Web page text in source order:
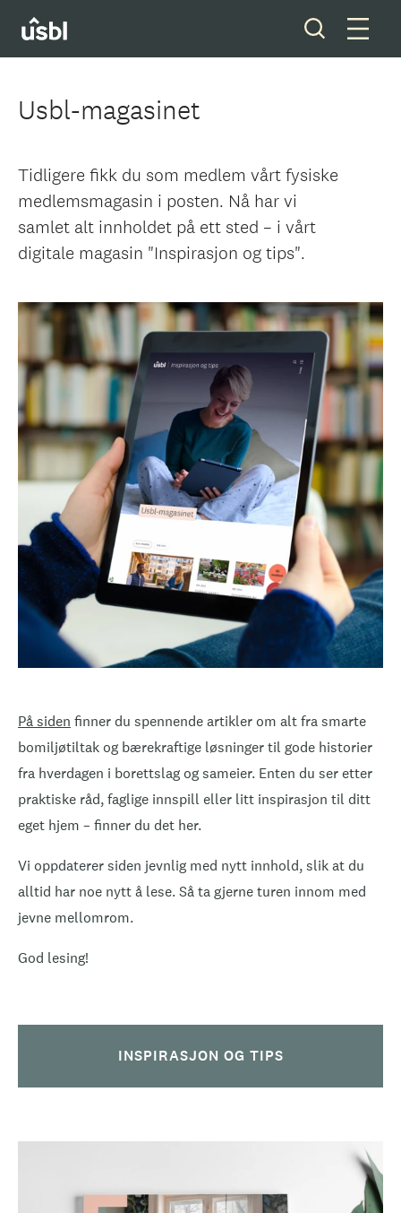
Boliger og tomter
Ditt styreverv
Forkjøpsrett
Om oss
Usbl-magasinet
Tidligere fikk du som medlem vårt fysiske
medlemsmagasin i posten. Nå har vi
samlet alt innholdet på ett sted – i vårt
digitale magasin "Inspirasjon og tips".
På siden finner du spennende artikler om alt fra smarte
bomiljøtiltak og bærekraftige løsninger til gode historier
fra hverdagen i borettslag og sameier. Enten du ser etter
praktiske råd, faglige innspill eller litt inspirasjon til ditt
eget hjem – finner du det her.
Vi oppdaterer siden jevnlig med nytt innhold, slik at du
alltid har noe nytt å lese. Så ta gjerne turen innom med
jevne mellomrom.
God lesing!
INSPIRASJON OG TIPS